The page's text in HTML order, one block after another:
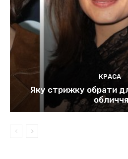
КРАСА
Яку стрижку обрати
обличчя